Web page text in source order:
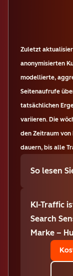
Zuletzt
anonymisierten
modellierte,
Seitenaufrufe
tatsächlichen
variieren. Die
den Zeitraum von
dauern, bis alle
So lesen
KI-Traffic
Search
Marke –